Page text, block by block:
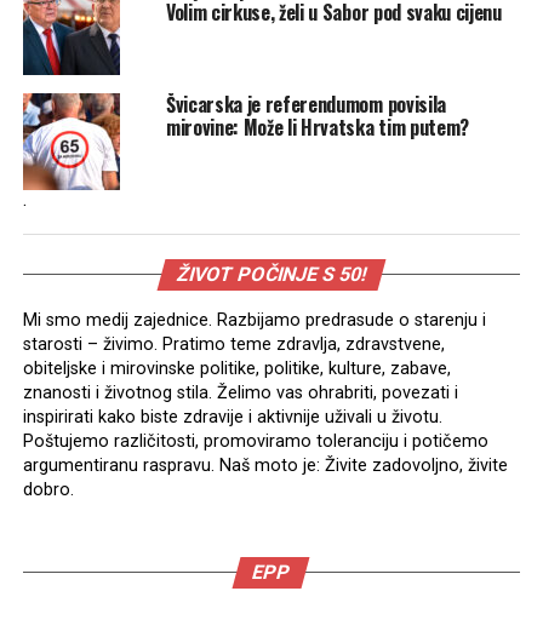
Volim cirkuse, želi u Sabor pod svaku cijenu
Švicarska je referendumom povisila
mirovine: Može li Hrvatska tim putem?
.
ŽIVOT POČINJE S 50!
Mi smo medij zajednice. Razbijamo predrasude o starenju i
starosti – živimo. Pratimo teme zdravlja, zdravstvene,
obiteljske i mirovinske politike, politike, kulture, zabave,
znanosti i životnog stila. Želimo vas ohrabriti, povezati i
inspirirati kako biste zdravije i aktivnije uživali u životu.
Poštujemo različitosti, promoviramo toleranciju i potičemo
argumentiranu raspravu. Naš moto je: Živite zadovoljno, živite
dobro.
EPP